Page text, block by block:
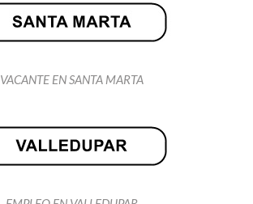
VACANTE EN SANTA MARTA